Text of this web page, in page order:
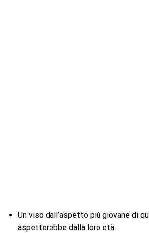
Un viso dall’aspetto più giovane di
aspetterebbe dalla loro età.